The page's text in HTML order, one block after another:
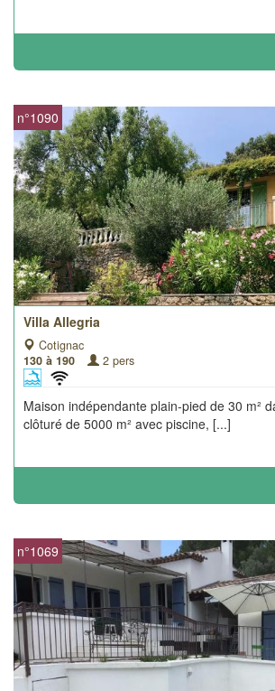
Villa Allegria
Cotignac
130 à 190
2 pers
Maison indépendante plain-pied de 30 m²
clôturé de 5000 m² avec piscine, [...]
n°1090
n°1069